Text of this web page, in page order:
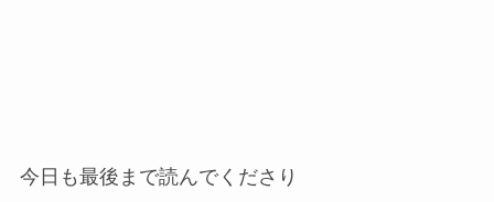
今日も最後まで読んでくださり